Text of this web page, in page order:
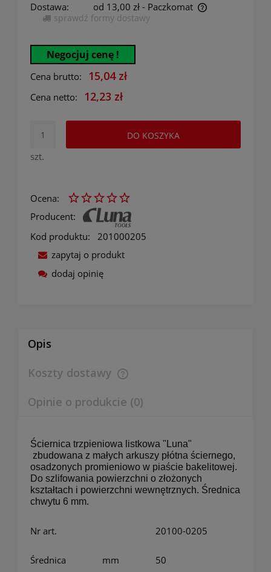
Dostawa:
od 13,00 zł - Paczkomat
Cena nie zawiera ewentualnych kosztów płatności
sprawdź formy dostawy
Negocjuj cenę !
Cena brutto: 15,04 zł
Cena netto: 12,23 zł
szt.
DO KOSZYKA
Ocena:
Producent:
Kod produktu:
201000205
zapytaj o produkt
dodaj opinię
Opis
Koszty dostawy
Cena nie zawiera ewentualnych kosztów płatności
Opinie o produkcie (0)
Ściernica trzpieniowa listkowa "Luna"
zbudowana z małych arkuszy płótna ściernego,
osadzonych promieniowo w piaście bakelitowej.
Do szlifowania powierzchni o złożonych
kształtach i powierzchni wewnętrznych. Średnica
chwytu 6 mm.
Nr art. 20100-0205
Średnica mm 50